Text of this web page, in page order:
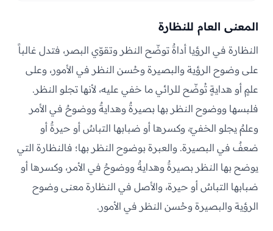
المعنى العام للنظارة
النظارة في الرؤيا أداةٌ توضّح النظر وتقوّي البصر، فتدل غالباً
على وضوح الرؤية والبصيرة وحُسن النظر في الأمور، وعلى
علمٍ أو هدايةٍ تُوضّح للرائي ما خفي عليه، لأنها تجلو النظر.
فلبسها ووضوح النظر بها بصيرةٌ وهدايةٌ ووضوحٌ في الأمر
وعلمٌ يجلو الخفيّ، وكسرها أو ضبابها التباسٌ أو حيرةٌ أو
ضعفٌ في البصيرة. والعبرة بوضوح النظر بها؛ فالنظارة التي
يوضح بها النظر بصيرةٌ وهدايةٌ ووضوحٌ في الأمر، وكسرها أو
ضبابها التباسٌ أو حيرة، والأصل في النظارة معنى وضوح
الرؤية والبصيرة وحُسن النظر في الأمور.